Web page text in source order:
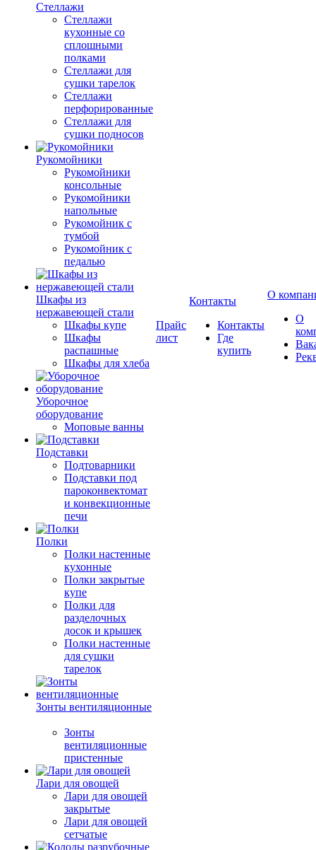
Стеллажи
Стеллажи
кухонные со
сплошными
полками
Стеллажи для
сушки тарелок
Стеллажи
перфорированные
Стеллажи для
сушки подносов
Рукомойники
Рукомойники
консольные
Рукомойники
напольные
Рукомойник с
тумбой
Рукомойник с
педалью
Шкафы из
нержавеющей стали
Шкафы купе
Шкафы
распашные
Шкафы для хлеба
Уборочное
оборудование
Моповые ванны
Подставки
Подтоварники
Подставки под
пароконвектомат
и конвекционные
печи
Полки
Полки настенные
кухонные
Полки закрытые
купе
Полки для
разделочных
досок и крышек
Полки настенные
для сушки
тарелок
Зонты вентиляционные
Зонты
вентиляционные
пристенные
Лари для овощей
Лари для овощей
закрытые
Лари для овощей
сетчатые
Прайс
лист
Контакты
Контакты
Где
купить
О
О